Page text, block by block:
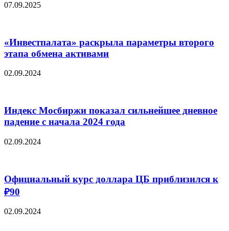
07.09.2025
«Инвестпалата» раскрыла параметры второго
этапа обмена активами
02.09.2024
Индекс Мосбиржи показал сильнейшее дневное
падение с начала 2024 года
02.09.2024
Официальный курс доллара ЦБ приблизился к
₽90
02.09.2024